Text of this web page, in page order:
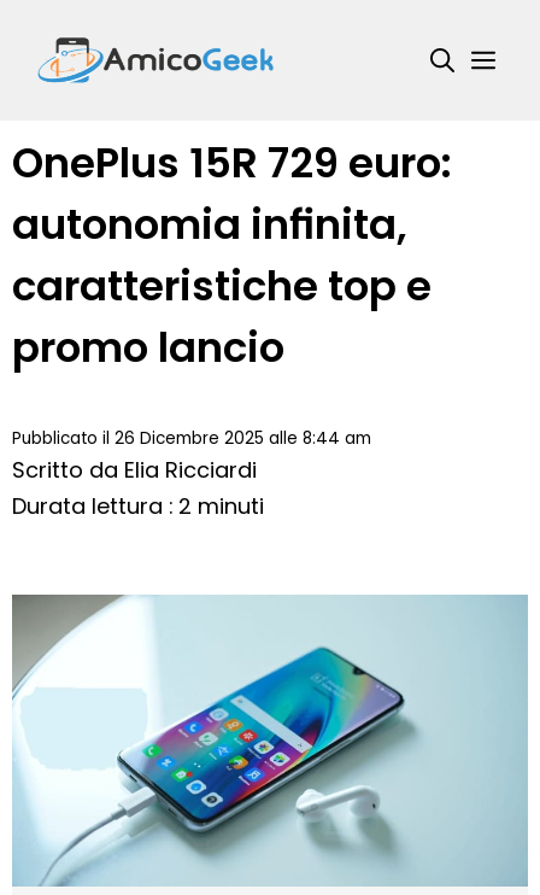
contenuto
OnePlus 15R 729 euro:
autonomia infinita,
caratteristiche top e
promo lancio
Pubblicato il 26 Dicembre 2025 alle 8:44 am
Scritto da Elia Ricciardi
Durata lettura : 2 minuti